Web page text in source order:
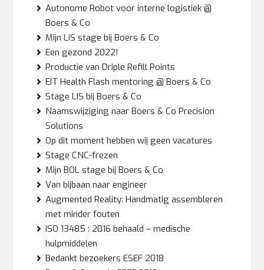
Autonome Robot voor interne logistiek @
Boers & Co
Mijn LiS stage bij Boers & Co
Een gezond 2022!
Productie van Driple Refill Points
EIT Health Flash mentoring @ Boers & Co
Stage LIS bij Boers & Co
Naamswijziging naar Boers & Co Precision
Solutions
Op dit moment hebben wij geen vacatures
Stage CNC-frezen
Mijn BOL stage bij Boers & Co
Van bijbaan naar engineer
Augmented Reality: Handmatig assembleren
met minder fouten
ISO 13485 : 2016 behaald – medische
hulpmiddelen
Bedankt bezoekers ESEF 2018